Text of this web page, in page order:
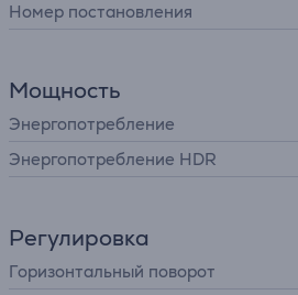
Номер постановления
Мощность
Энергопотребление
Энергопотребление HDR
Регулировка
Горизонтальный поворот